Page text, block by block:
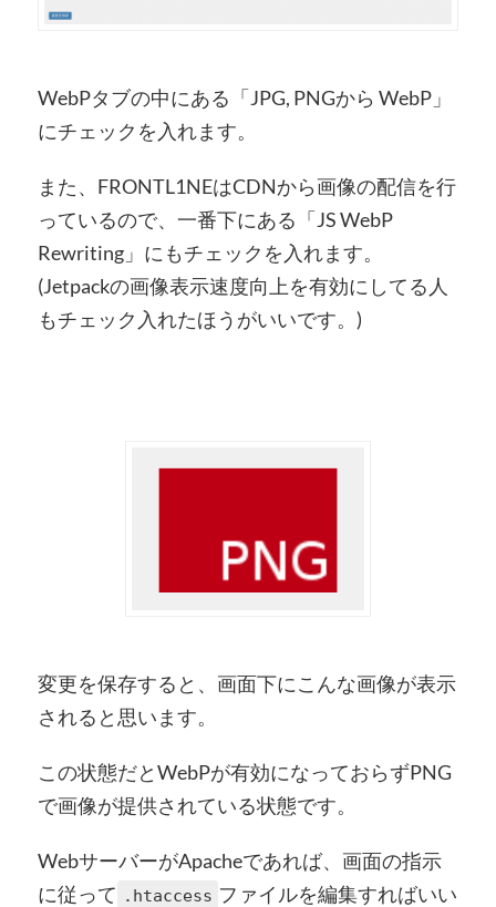
WebPタブの中にある「JPG, PNGから WebP」
にチェックを入れます。
また、FRONTL1NEはCDNから画像の配信を行
っているので、一番下にある「JS WebP
Rewriting」にもチェックを入れます。
(Jetpackの画像表示速度向上を有効にしてる人
もチェック入れたほうがいいです。)
変更を保存すると、画面下にこんな画像が表示
されると思います。
この状態だとWebPが有効になっておらずPNG
で画像が提供されている状態です。
WebサーバーがApacheであれば、画面の指示
に従って .htaccess ファイルを編集すればいい